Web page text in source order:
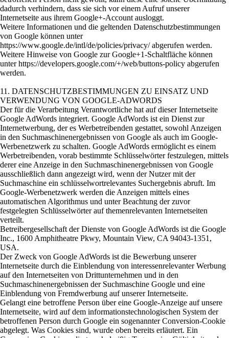
dadurch verhindern, dass sie sich vor einem Aufruf unserer
Internetseite aus ihrem Google+-Account ausloggt.
Weitere Informationen und die geltenden Datenschutzbestimmungen
von Google können unter
https://www.google.de/intl/de/policies/privacy/ abgerufen werden.
Weitere Hinweise von Google zur Google+1-Schaltfläche können
unter https://developers.google.com/+/web/buttons-policy abgerufen
werden.
11. DATENSCHUTZBESTIMMUNGEN ZU EINSATZ UND
VERWENDUNG VON GOOGLE-ADWORDS
Der für die Verarbeitung Verantwortliche hat auf dieser Internetseite
Google AdWords integriert. Google AdWords ist ein Dienst zur
Internetwerbung, der es Werbetreibenden gestattet, sowohl Anzeigen
in den Suchmaschinenergebnissen von Google als auch im Google-
Werbenetzwerk zu schalten. Google AdWords ermöglicht es einem
Werbetreibenden, vorab bestimmte Schlüsselwörter festzulegen, mittels
derer eine Anzeige in den Suchmaschinenergebnissen von Google
ausschließlich dann angezeigt wird, wenn der Nutzer mit der
Suchmaschine ein schlüsselwortrelevantes Suchergebnis abruft. Im
Google-Werbenetzwerk werden die Anzeigen mittels eines
automatischen Algorithmus und unter Beachtung der zuvor
festgelegten Schlüsselwörter auf themenrelevanten Internetseiten
verteilt.
Betreibergesellschaft der Dienste von Google AdWords ist die Google
Inc., 1600 Amphitheatre Pkwy, Mountain View, CA 94043-1351,
USA.
Der Zweck von Google AdWords ist die Bewerbung unserer
Internetseite durch die Einblendung von interessenrelevanter Werbung
auf den Internetseiten von Drittunternehmen und in den
Suchmaschinenergebnissen der Suchmaschine Google und eine
Einblendung von Fremdwerbung auf unserer Internetseite.
Gelangt eine betroffene Person über eine Google-Anzeige auf unsere
Internetseite, wird auf dem informationstechnologischen System der
betroffenen Person durch Google ein sogenannter Conversion-Cookie
abgelegt. Was Cookies sind, wurde oben bereits erläutert. Ein